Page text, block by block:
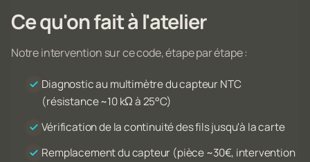
Ce qu'on fait à l'atelier
Notre intervention sur ce code, étape par étape :
Diagnostic au multimètre du capteur NTC
(résistance ~10 kΩ à 25°C)
Vérification de la continuité des fils jusqu'à la carte
Remplacement du capteur (pièce ~30€, intervention